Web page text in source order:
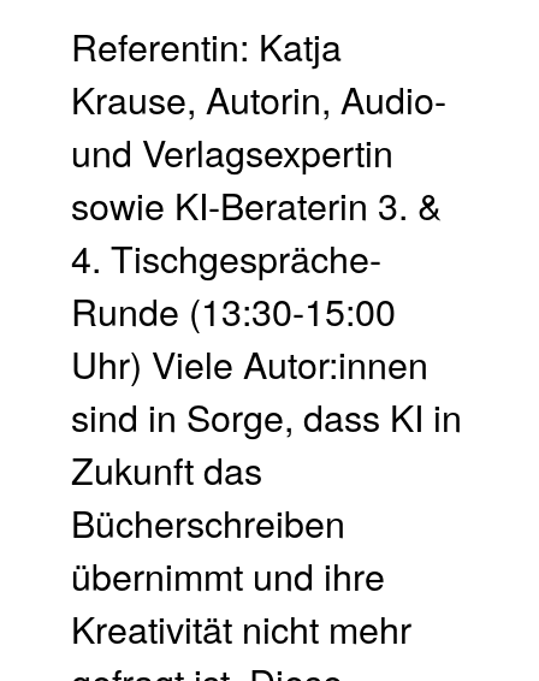
Referentin: Katja
Krause, Autorin, Audio-
und Verlagsexpertin
sowie KI-Beraterin 3. &
4. Tisch­gespräche-
Runde (13:30-15:00
Uhr) Viele Autor:innen
sind in Sorge, dass KI in
Zukunft das
Bücherschreiben
übernimmt und ihre
Kreativität nicht mehr